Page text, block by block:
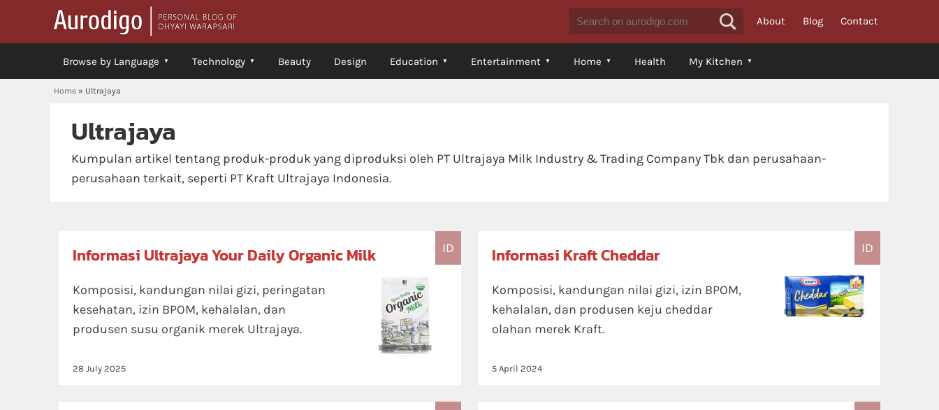
About Blog Contact
Browse by Language Technology Beauty Design Education Entertainment Home Health My Kitchen
Home » Ultrajaya
Ultrajaya
Kumpulan artikel tentang produk-produk yang diproduksi oleh PT Ultrajaya Milk Industry & Trading Company Tbk dan perusahaan-
perusahaan terkait, seperti PT Kraft Ultrajaya Indonesia.
ID
Informasi Ultrajaya Your Daily Organic Milk
Komposisi, kandungan nilai gizi, peringatan
kesehatan, izin BPOM, kehalalan, dan
produsen susu organik merek Ultrajaya.
28 July 2025
ID
Informasi Kraft Cheddar
Komposisi, kandungan nilai gizi, izin BPOM,
kehalalan, dan produsen keju cheddar
olahan merek Kraft.
5 April 2024